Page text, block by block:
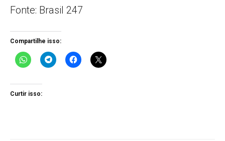
Fonte: Brasil 247
Compartilhe isso:
Curtir isso: